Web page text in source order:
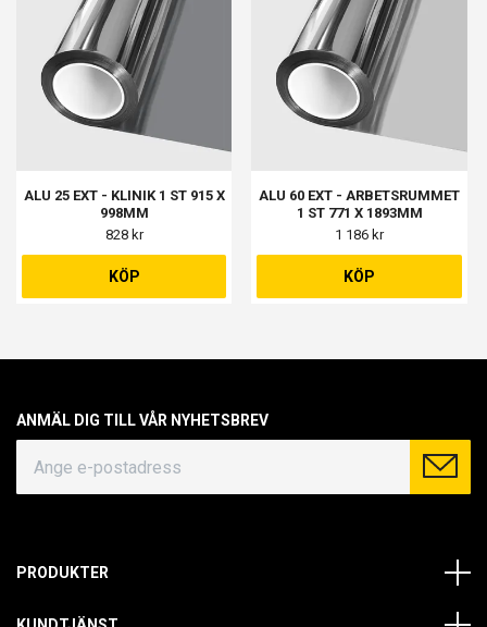
ALU 25 EXT - KLINIK 1 ST 915 X
998MM
828 kr
KÖP
ALU 60 EXT - ARBETSRUMMET
1 ST 771 X 1893MM
1 186 kr
KÖP
ANMÄL DIG TILL VÅR NYHETSBREV
PRODUKTER